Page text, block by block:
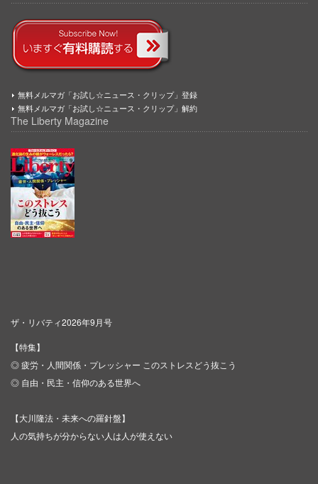
無料メルマガ「お試し☆ニュース・クリップ」登録
無料メルマガ「お試し☆ニュース・クリップ」解約
The Liberty Magazine
ザ・リバティ2026年9月号
【特集】
◎ 疲労・人間関係・プレッシャー このストレスどう抜こう
◎ 自由・民主・信仰のある世界へ
【大川隆法・未来への羅針盤】
人の気持ちが分からない人は人が使えない